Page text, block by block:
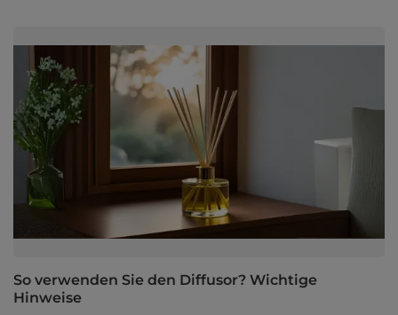
So verwenden Sie den Diffusor? Wichtige
Hinweise